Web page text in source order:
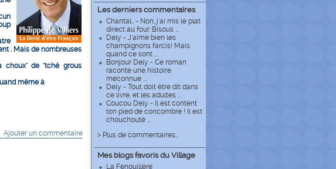
Les derniers commentaires
Chantal.. - Non, j'ai mis le plat
direct au four. Bisous ...
Dely - J'aime bien les
champignons farcis! Mais
quand ce sont ...
Bonjour Dely - Ce roman
raconte une histoire
méconnue ...
Dely - Tout doit être dit dans
ce livre, et les adultes ...
Coucou Dely - Il est content
ton pied de concombre ! Il est
chouchouté ...
> Plus de commentaires...
Mes blogs favoris du Village
La Fenouillère
. Mais de nombreuses
choux" de "tché grous
même à
Ajouter un commentaire